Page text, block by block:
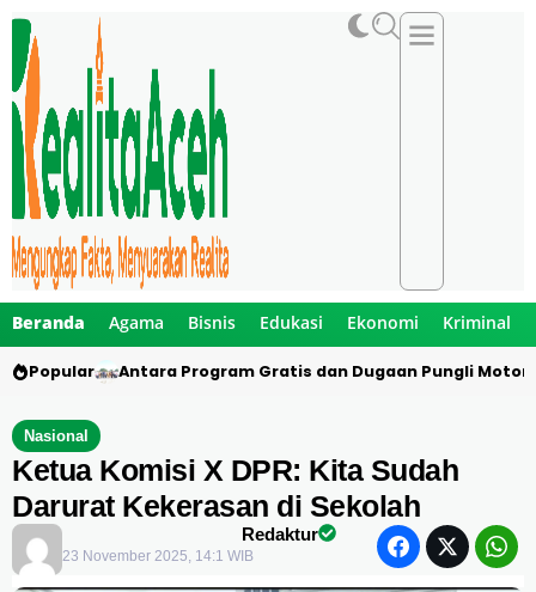
Beranda Agama Bisnis Edukasi Ekonomi Kriminal
Popular Antara Program Gratis dan Dugaan Pungli Motor
Nasional
Ketua Komisi X DPR: Kita Sudah
Darurat Kekerasan di Sekolah
Redaktur
23 November 2025, 14:1 WIB